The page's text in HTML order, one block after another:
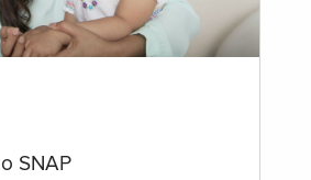
SNAP